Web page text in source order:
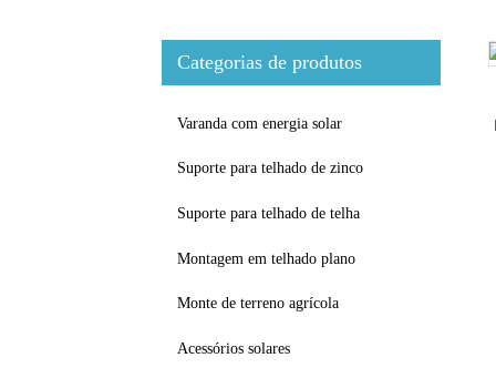
Categorias de produtos
Varanda com energia solar
Suporte para telhado de zinco
Suporte para telhado de telha
Montagem em telhado plano
Monte de terreno agrícola
Acessórios solares
Loading...
Loading...